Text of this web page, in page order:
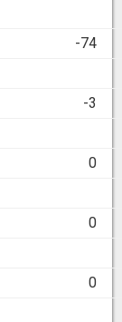
-74
-3
0
0
0